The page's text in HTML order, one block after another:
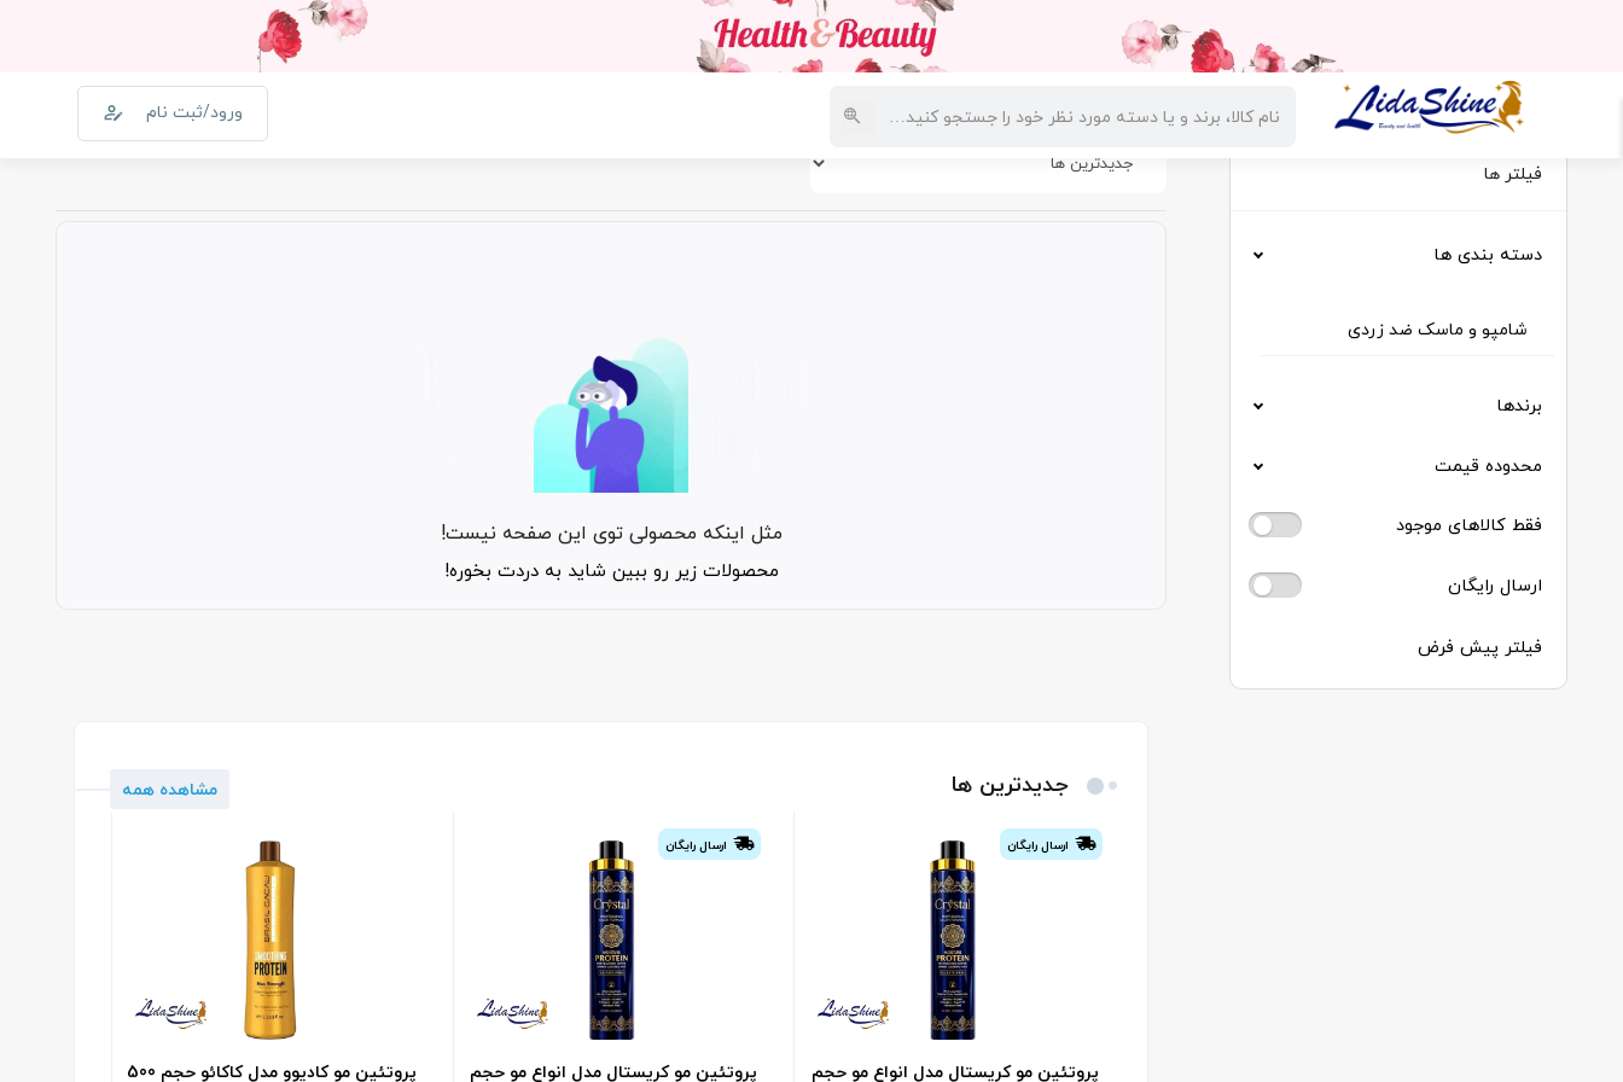
ورود/ثبت نام
دسته بندی کالاها صفحه اصلی تخفیفات پیگیری سفارش سبد خرید
0
فیلتر ها
دسته بندی ها
شامپو و ماسک ضد زردی
برندها
محدوده قیمت
فقط کالاهای موجود
ارسال رایگان
فیلتر پیش فرض
0 کالا
مثل اینکه محصولی توی این صفحه نیست!
محصولات زیر رو ببین شاید به دردت بخوره!
جدیدترین ها مشاهده همه
ارسال رایگان
پروتئین مو کریستال مدل انواع مو حجم
ارسال رایگان
پروتئین مو کریستال مدل انواع مو حجم
پروتئین مو کادیوو مدل کاکائو حجم 500